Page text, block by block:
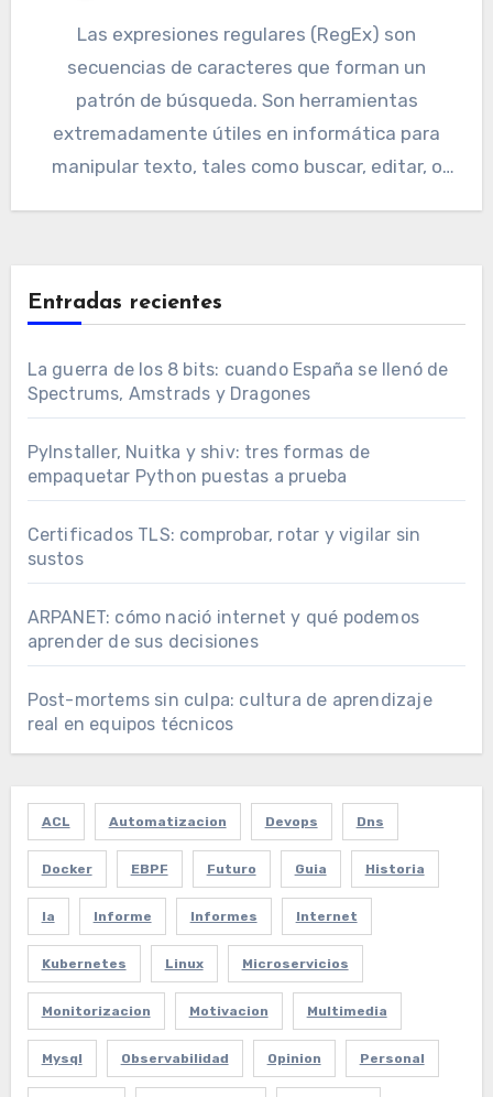
Las expresiones regulares (RegEx) son
secuencias de caracteres que forman un
patrón de búsqueda. Son herramientas
extremadamente útiles en informática para
manipular texto, tales como buscar, editar, o
Entradas recientes
La guerra de los 8 bits: cuando España se llenó de
Spectrums, Amstrads y Dragones
PyInstaller, Nuitka y shiv: tres formas de
empaquetar Python puestas a prueba
Certificados TLS: comprobar, rotar y vigilar sin
sustos
ARPANET: cómo nació internet y qué podemos
aprender de sus decisiones
Post-mortems sin culpa: cultura de aprendizaje
real en equipos técnicos
ACL Automatizacion Devops Dns
Docker EBPF Futuro Guia Historia
Ia Informe Informes Internet
Kubernetes Linux Microservicios
Monitorizacion Motivacion Multimedia
Mysql Observabilidad Opinion Personal